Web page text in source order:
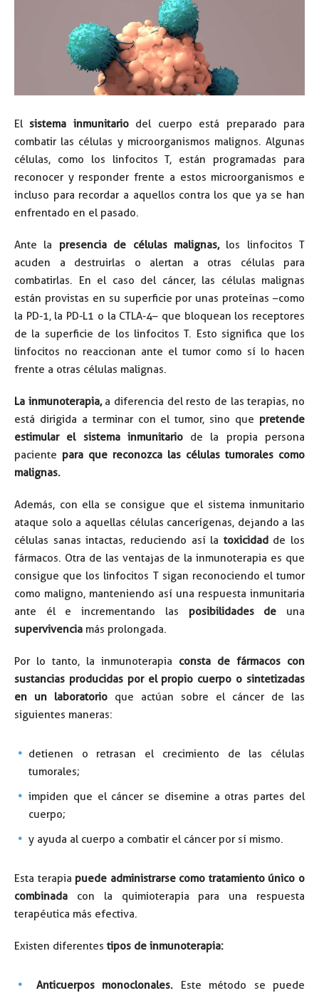
Elsistema inmunitariodel cuerpo está preparado para
combatir las células y microorganismos malignos. Algunas
células, como los linfocitos T, están programadas para
reconocer y responder frente a estos microorganismos e
incluso para recordar a aquellos contra los que ya se han
enfrentado en el pasado.
Ante la presencia de células malignas,los linfocitos T
acuden a destruirlas o alertan a otras células para
combatirlas. En el caso del cáncer, las células malignas
están provistas en su superficie por unas proteínas –como
la PD-1, la PD-L1 o la CTLA-4– que bloquean los receptores
de la superficie de los linfocitos T. Esto significa que los
linfocitos no reaccionan ante el tumor como sí lo hacen
frente a otras células malignas.
La inmunoterapia,a diferencia del resto de las terapias, no
está dirigida a terminar con el tumor, sino que pretende
estimular el sistema inmunitariode la propia persona
paciente para que reconozca las células tumorales como
malignas.
Además, con ella se consigue que el sistema inmunitario
ataque solo a aquellas células cancerígenas, dejando a las
células sanas intactas, reduciendo así latoxicidadde los
fármacos. Otra de las ventajas de la inmunoterapia es que
consigue que los linfocitos T sigan reconociendo el tumor
como maligno, manteniendo así una respuesta inmunitaria
ante él e incrementando las posibilidades de una
supervivencia más prolongada.
Por lo tanto, la inmunoterapia consta de fármacos con
sustancias producidas por el propio cuerpo o sintetizadas
en un laboratorio que actúan sobre el cáncer de las
siguientes maneras:
detienen o retrasan el crecimiento de las células
tumorales;
impiden que el cáncer se disemine a otras partes del
cuerpo;
y ayuda al cuerpo a combatir el cáncer por sí mismo.
Esta terapia puede administrarse como tratamiento único o
combinada con la quimioterapia para una respuesta
terapéutica más efectiva.
Existen diferentestipos de inmunoterapia:
Anticuerpos monoclonales. Este método se puede